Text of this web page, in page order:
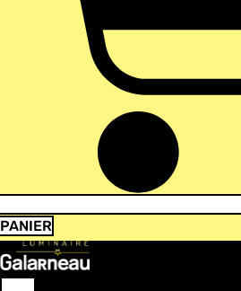
PANIER